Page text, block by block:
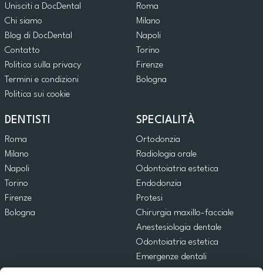
Unisciti a DocDental
Chi siamo
Blog di DocDental
Contatto
Politica sulla privacy
Termini e condizioni
Politica sui cookie
Roma
Milano
Napoli
Torino
Firenze
Bologna
DENTISTI
Roma
Milano
Napoli
Torino
Firenze
Bologna
SPECIALITÀ
Ortodonzia
Radiologia orale
Odontoiatria estetica
Endodonzia
Protesi
Chirurgia maxillo-facciale
Anestesiologia dentale
Odontoiatria estetica
Emergenze dentali